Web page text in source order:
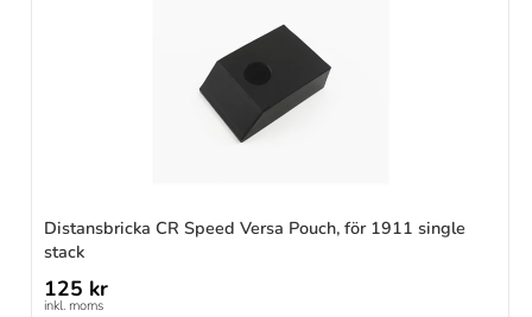
Distansbricka CR Speed Versa Pouch, för 1911 single
stack
125 kr
inkl. moms